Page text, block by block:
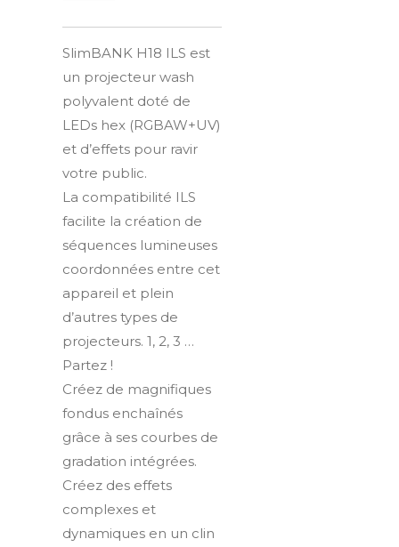
SlimBANK H18 ILS est
un projecteur wash
polyvalent doté de
LEDs hex (RGBAW+UV)
et d’effets pour ravir
votre public.
La compatibilité ILS
facilite la création de
séquences lumineuses
coordonnées entre cet
appareil et plein
d’autres types de
projecteurs. 1, 2, 3 …
Partez !
Créez de magnifiques
fondus enchaînés
grâce à ses courbes de
gradation intégrées.
Créez des effets
complexes et
dynamiques en un clin